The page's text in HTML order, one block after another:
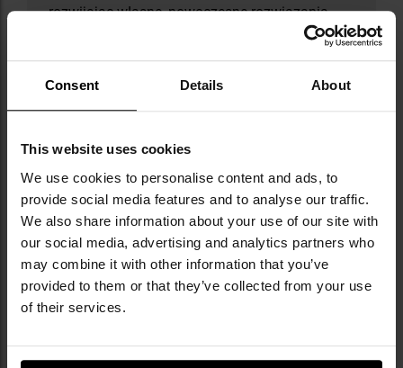
Consent Details About
This website uses cookies
We use cookies to personalise content and ads, to
provide social media features and to analyse our traffic.
We also share information about your use of our site with
our social media, advertising and analytics partners who
may combine it with other information that you’ve
provided to them or that they’ve collected from your use
of their services.
rozwijając własne, nowoczesne rozwiązania -
jak linia cywilnych kamuflaży Phantomleaf® -
o etyczne standardy w krajach produkcji,
aktywnie wspierając inicjatywę "Social Fair".
mundurów i wyposażenia wojskowego,
cieszących się uznaniem wśród kolekcjonerów i
rekonstruktorów.
DANE TECHNICZNE
informacji
Waga
200 g